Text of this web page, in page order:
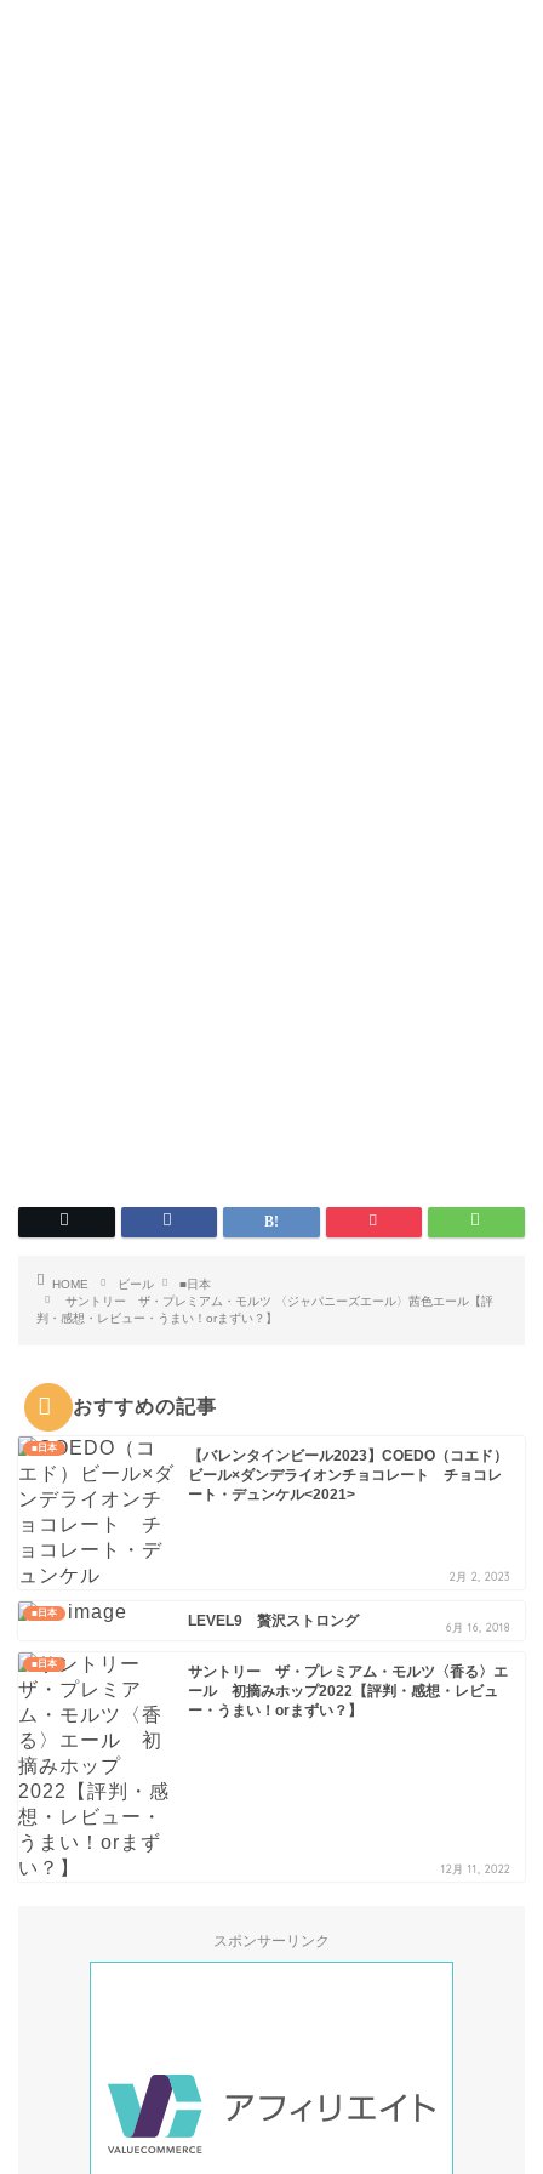
HOME ビール
■日本
サントリー ザ・プレミアム・モルツ 〈ジャパニーズエール〉茜色エール【評
判・感想・レビュー・うまい！orまずい？】
おすすめの記事
■日本
【バレンタインビール2023】COEDO（コエド）
ビール×ダンデライオンチョコレート チョコレ
ート・デュンケル<2021>
2月 2, 2023
■日本 LEVEL9 贅沢ストロング 6月 16, 2018
■日本
サントリー ザ・プレミアム・モルツ〈香る〉エ
ール 初摘みホップ2022【評判・感想・レビュ
ー・うまい！orまずい？】
12月 11, 2022
スポンサーリンク